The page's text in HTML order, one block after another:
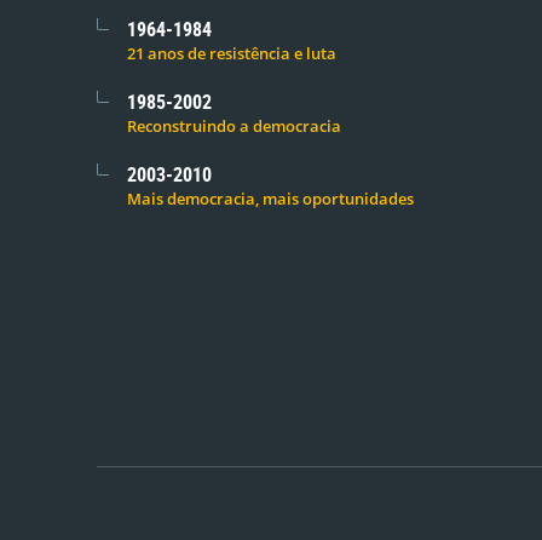
1964-1984
21 anos de resistência e luta
1985-2002
Reconstruindo a democracia
2003-2010
Mais democracia, mais oportunidades